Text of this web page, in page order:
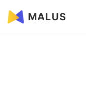
MALUS